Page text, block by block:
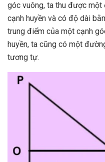
góc vuông, ta thu được
cạnh huyền và có độ dài
trung điểm của một cạnh
huyền, ta cũng có một
tương tự.